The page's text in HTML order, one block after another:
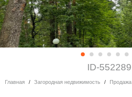
ID-552289
Главная Загородная недвижимость Продажа